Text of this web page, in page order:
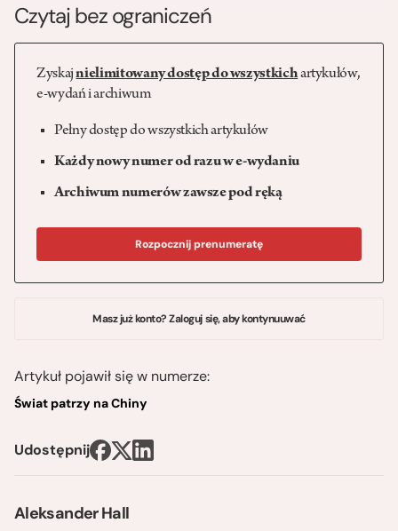
Aleksander Hall
Czytaj bez ograniczeń
Zyskajnielimitowany dostęp do wszystkichartykułów,
e-wydań i archiwum
Pełny dostęp do wszystkich artykułów
Każdy nowy numer od razu w e-wydaniu
Archiwum numerów zawsze pod ręką
Rozpocznij prenumeratę
Masz już konto? Zaloguj się, aby kontynuuwać
Artykuł pojawił się w numerze:
Świat patrzy na Chiny
Udostępnij